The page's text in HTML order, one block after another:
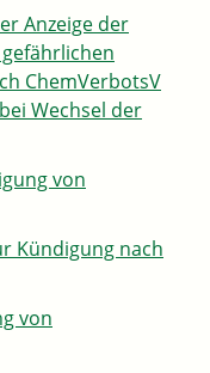
Anzeige der
ChemVerbotsV
Wechsel der
von
Kündigung nach
von